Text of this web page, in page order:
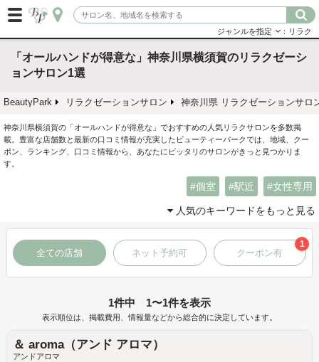
ジャンルを指定 ：リラク
「オールハンドが得意な」神奈川県横須賀のリラクゼーシ
ョンサロン1選
BeautyPark リラクゼーションサロン 神奈川県 リラクゼーションサロ
神奈川県横須賀の「オールハンドが得意な」でおすすめの人気リラクサロンを多数掲
載。豊富な店舗数と最新の口コミ情報が充実したビューティーパークでは、地域、クー
ポン、ランキング、口コミ情報から、あなたにピッタリのサロンがきっと見つかりま
す。
個室 駅近 女性専用
人気のキーワードをもっと見る
全ての店舗 ネット予約可 クーポン有
1
1件中 1〜1件を表示
表示順位は、掲載費用、情報量などから総合的に決定しています。
＆ aroma（アンド アロマ）
アンドアロマ